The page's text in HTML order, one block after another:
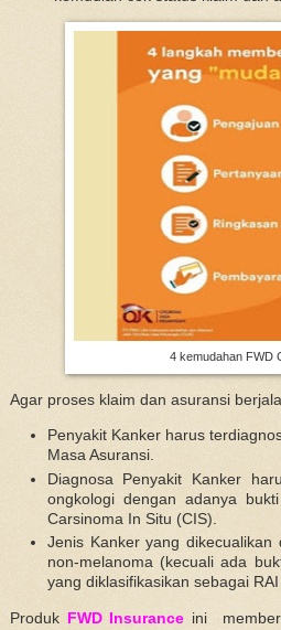
4 kemudahan FWD
Agar proses klaim dan asuransi
Penyakit Kanker harus
Masa Asuransi.
Diagnosa Penyakit Kanker
ongkologi dengan adanya
Carsinoma In Situ (CIS).
Jenis Kanker yang
non-melanoma (kecuali ada
yang diklasifikasikan sebagai
Produk FWD Insurance ini